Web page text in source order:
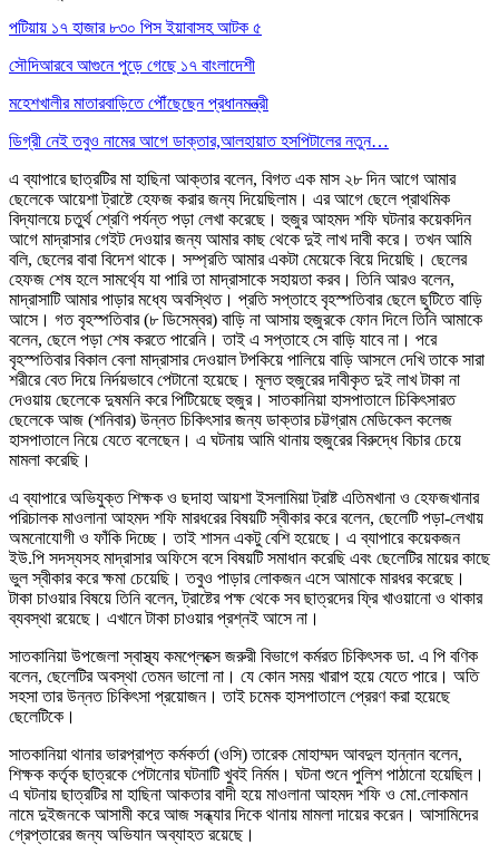
পটিয়ায় ১৭ হাজার ৮৩০ পিস ইয়াবাসহ আটক ৫
সৌদিআরবে আগুনে পুড়ে গেছে ১৭ বাংলাদেশী
মহেশখালীর মাতারবাড়িতে পৌঁছেছেন প্রধানমন্ত্রী
ডিগ্রী নেই তবুও নামের আগে ডাক্তার,আলহায়াত হসপিটালের নতুন…
এ ব্যাপারে ছাত্রটির মা হাছিনা আক্তার বলেন, বিগত এক মাস ২৮ দিন আগে আমার
ছেলেকে আয়েশা ট্রাষ্টে হেফজ করার জন্য দিয়েছিলাম। এর আগে ছেলে প্রাথমিক
বিদ্যালয়ে চতুর্থ শ্রেণি পর্যন্ত পড়া লেখা করেছে। হুজুর আহমদ শফি ঘটনার কয়েকদিন
আগে মাদ্রাসার গেইট দেওয়ার জন্য আমার কাছ থেকে দুই লাখ দাবী করে। তখন আমি
বলি, ছেলের বাবা বিদেশ থাকে। সম্প্রতি আমার একটা মেয়েকে বিয়ে দিয়েছি। ছেলের
হেফজ শেষ হলে সামর্থ্যে যা পারি তা মাদ্রাসাকে সহায়তা করব। তিনি আরও বলেন,
মাদ্রাসাটি আমার পাড়ার মধ্যে অবস্থিত। প্রতি সপ্তাহে বৃহস্পতিবার ছেলে ছুটিতে বাড়ি
আসে। গত বৃহস্পতিবার (৮ ডিসেম্বর) বাড়ি না আসায় হুজুরকে ফোন দিলে তিনি আমাকে
বলেন, ছেলে পড়া শেষ করতে পারেনি। তাই এ সপ্তাহে সে বাড়ি যাবে না। পরে
বৃহস্পতিবার বিকাল বেলা মাদ্রাসার দেওয়াল টপকিয়ে পালিয়ে বাড়ি আসলে দেখি তাকে সারা
শরীরে বেত দিয়ে নির্দয়ভাবে পেটানো হয়েছে। মূলত হুজুরের দাবীকৃত দুই লাখ টাকা না
দেওয়ায় ছেলেকে দুষমনি করে পিটিয়েছে হুজুর। সাতকানিয়া হাসপাতালে চিকিৎসারত
ছেলেকে আজ (শনিবার) উন্নত চিকিৎসার জন্য ডাক্তার চট্টগ্রাম মেডিকেল কলেজ
হাসপাতালে নিয়ে যেতে বলেছেন। এ ঘটনায় আমি থানায় হুজুরের বিরুদ্ধে বিচার চেয়ে
মামলা করেছি।
এ ব্যাপারে অভিযুক্ত শিক্ষক ও ছদাহা আয়শা ইসলামিয়া ট্রাষ্ট এতিমখানা ও হেফজখানার
পরিচালক মাওলানা আহমদ শফি মারধরের বিষয়টি স্বীকার করে বলেন, ছেলেটি পড়া-লেখায়
অমনোযোগী ও ফাঁকি দিচ্ছে। তাই শাসন একটু বেশি হয়েছে। এ ব্যাপারে কয়েকজন
ইউ.পি সদস্যসহ মাদ্রাসার অফিসে বসে বিষয়টি সমাধান করেছি এবং ছেলেটির মায়ের কাছে
ভুল স্বীকার করে ক্ষমা চেয়েছি। তবুও পাড়ার লোকজন এসে আমাকে মারধর করেছে।
টাকা চাওয়ার বিষয়ে তিনি বলেন, ট্রাষ্টের পক্ষ থেকে সব ছাত্রদের ফ্রি খাওয়ানো ও থাকার
ব্যবস্থা রয়েছে। এখানে টাকা চাওয়ার প্রশ্নই আসে না।
সাতকানিয়া উপজেলা স্বাস্থ্য কমপ্লেক্সে জরুরী বিভাগে কর্মরত চিকিৎসক ডা. এ পি বণিক
বলেন, ছেলেটির অবস্থা তেমন ভালো না। যে কোন সময় খারাপ হয়ে যেতে পারে। অতি
সহসা তার উন্নত চিকিৎসা প্রয়োজন। তাই চমেক হাসপাতালে প্রেরণ করা হয়েছে
ছেলেটিকে।
সাতকানিয়া থানার ভারপ্রাপ্ত কর্মকর্তা (ওসি) তারেক মোহাম্মদ আবদুল হান্নান বলেন,
শিক্ষক কর্তৃক ছাত্রকে পেটানোর ঘটনাটি খুবই নির্মম। ঘটনা শুনে পুলিশ পাঠানো হয়েছিল।
এ ঘটনায় ছাত্রটির মা হাছিনা আকতার বাদী হয়ে মাওলানা আহমদ শফি ও মো.লোকমান
নামে দুইজনকে আসামী করে আজ সন্ধ্যার দিকে থানায় মামলা দায়ের করেন। আসামিদের
গ্রেপ্তারের জন্য অভিযান অব্যাহত রয়েছে।